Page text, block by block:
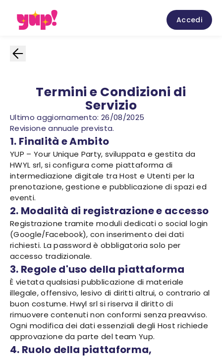
Accedi
Termini e Condizioni di
Servizio
Ultimo aggiornamento: 26/08/2025
Revisione annuale prevista.
1. Finalità e Ambito
YUP – Your Unique Party, sviluppata e gestita da
HWYL srl, si configura come piattaforma di
intermediazione digitale tra Host e Utenti per la
prenotazione, gestione e pubblicazione di spazi ed
eventi.
2. Modalità di registrazione e accesso
Registrazione tramite moduli dedicati o social login
(Google/Facebook), con inserimento dei dati
richiesti. La password è obbligatoria solo per
accesso tradizionale.
3. Regole d'uso della piattaforma
È vietata qualsiasi pubblicazione di materiale
illegale, offensivo, lesivo di diritti altrui, o contrario al
buon costume. Hwyl srl si riserva il diritto di
rimuovere contenuti non conformi senza preavviso.
Ogni modifica dei dati essenziali degli Host richiede
approvazione da parte del team Yup.
4. Ruolo della piattaforma,